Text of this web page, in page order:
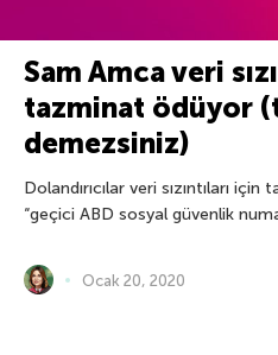
Sam Amca veri
tazminat ödüyor
demezsiniz)
Dolandırıcılar veri sızıntıları
“geçici ABD sosyal güvenlik
Ocak 20, 2020